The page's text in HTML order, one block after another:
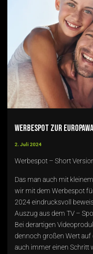
Werbespot zur
2. Juli 2024
Werbespot – Short
Das man auch mit
wir mit dem Werbespot
2024 eindrucksvoll
Auszug aus dem TV –
Bei derartigen
dennoch großen Wert auf
auch immer einen Schritt